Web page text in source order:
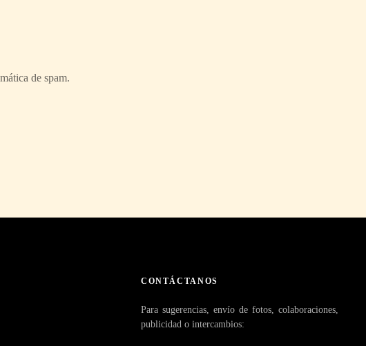
de spam.
CONTÁCTANOS
Para sugerencias, envío de fotos, colaboraciones,
publicidad o intercambios: